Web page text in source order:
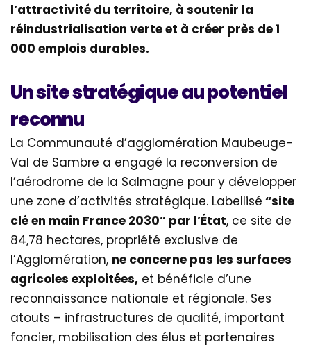
l’attractivité du territoire, à soutenir la
réindustrialisation verte et à créer près de 1
000 emplois durables.
Un site stratégique au potentiel
reconnu
La Communauté d’agglomération Maubeuge-
Val de Sambre a engagé la reconversion de
l’aérodrome de la Salmagne pour y développer
une zone d’activités stratégique. Labellisé “site
clé en main France 2030” par l’État, ce site de
84,78 hectares, propriété exclusive de
l’Agglomération, ne concerne pas les surfaces
agricoles exploitées, et bénéficie d’une
reconnaissance nationale et régionale. Ses
atouts – infrastructures de qualité, important
foncier, mobilisation des élus et partenaires